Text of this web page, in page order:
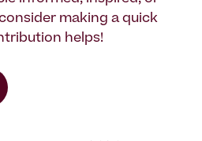
making a quick
helps!